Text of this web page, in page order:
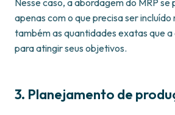
Nesse caso, a abordagem do MRP se
apenas com o que precisa ser incluído
também as quantidades exatas que
para atingir seus objetivos.
3. Planejamento de